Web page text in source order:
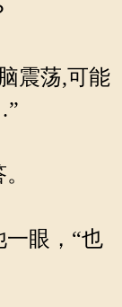
震荡,可能
眼，“也